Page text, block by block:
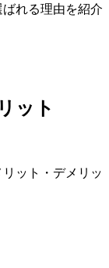
れる理由を紹介
ット
ット・デメリッ